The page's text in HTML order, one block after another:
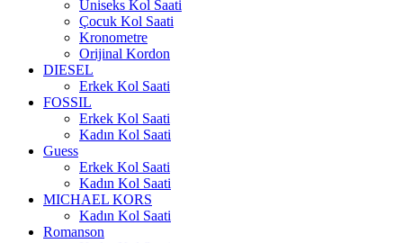
Uniseks Kol Saati
Çocuk Kol Saati
Kronometre
Orijinal Kordon
DIESEL
Erkek Kol Saati
FOSSIL
Erkek Kol Saati
Kadın Kol Saati
Guess
Erkek Kol Saati
Kadın Kol Saati
MICHAEL KORS
Kadın Kol Saati
Romanson